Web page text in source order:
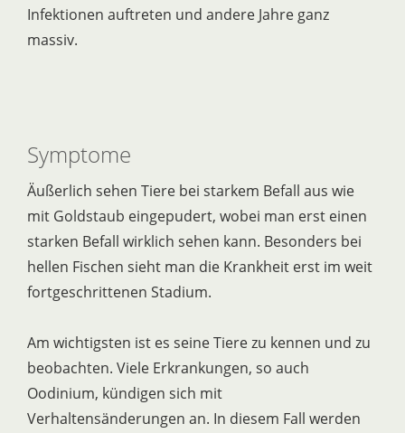
Infektionen auftreten und andere Jahre ganz
massiv.
Symptome
Äußerlich sehen Tiere bei starkem Befall aus wie
mit Goldstaub eingepudert, wobei man erst einen
starken Befall wirklich sehen kann. Besonders bei
hellen Fischen sieht man die Krankheit erst im weit
fortgeschrittenen Stadium.
Am wichtigsten ist es seine Tiere zu kennen und zu
beobachten. Viele Erkrankungen, so auch
Oodinium, kündigen sich mit
Verhaltensänderungen an. In diesem Fall werden